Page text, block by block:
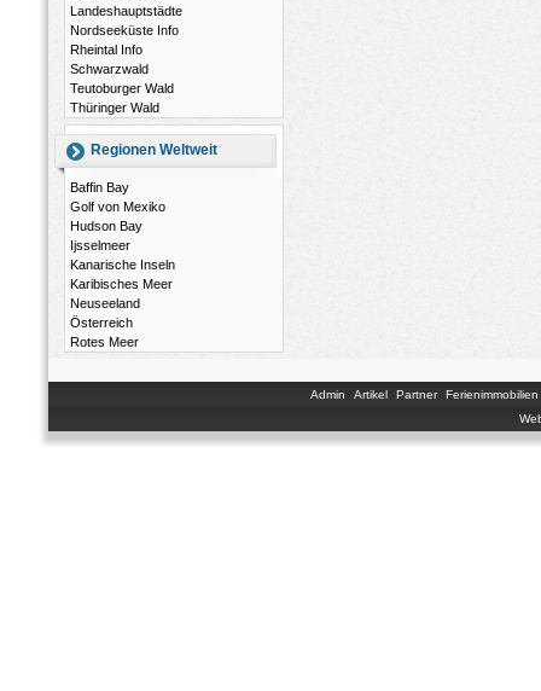
Landeshauptstädte
Nordseeküste Info
Rheintal Info
Schwarzwald
Teutoburger Wald
Thüringer Wald
Regionen Weltweit
Baffin Bay
Golf von Mexiko
Hudson Bay
Ijsselmeer
Kanarische Inseln
Karibisches Meer
Neuseeland
Österreich
Rotes Meer
Admin Artikel Partner
Ferienimmobilien